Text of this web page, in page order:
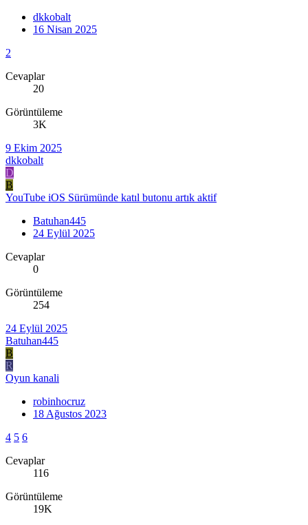
dkkobalt
16 Nisan 2025
2
Cevaplar
20
Görüntüleme
3K
9 Ekim 2025
dkkobalt
D
B
YouTube iOS Sürümünde katıl butonu artık aktif
Batuhan445
24 Eylül 2025
Cevaplar
0
Görüntüleme
254
24 Eylül 2025
Batuhan445
B
R
Oyun kanali
robinhocruz
18 Ağustos 2023
4 5 6
Cevaplar
116
Görüntüleme
19K